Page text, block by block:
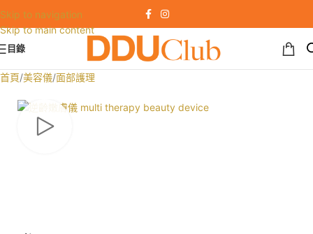
Skip to navigation
Skip to main content
目錄
首頁/美容儀/面部護理